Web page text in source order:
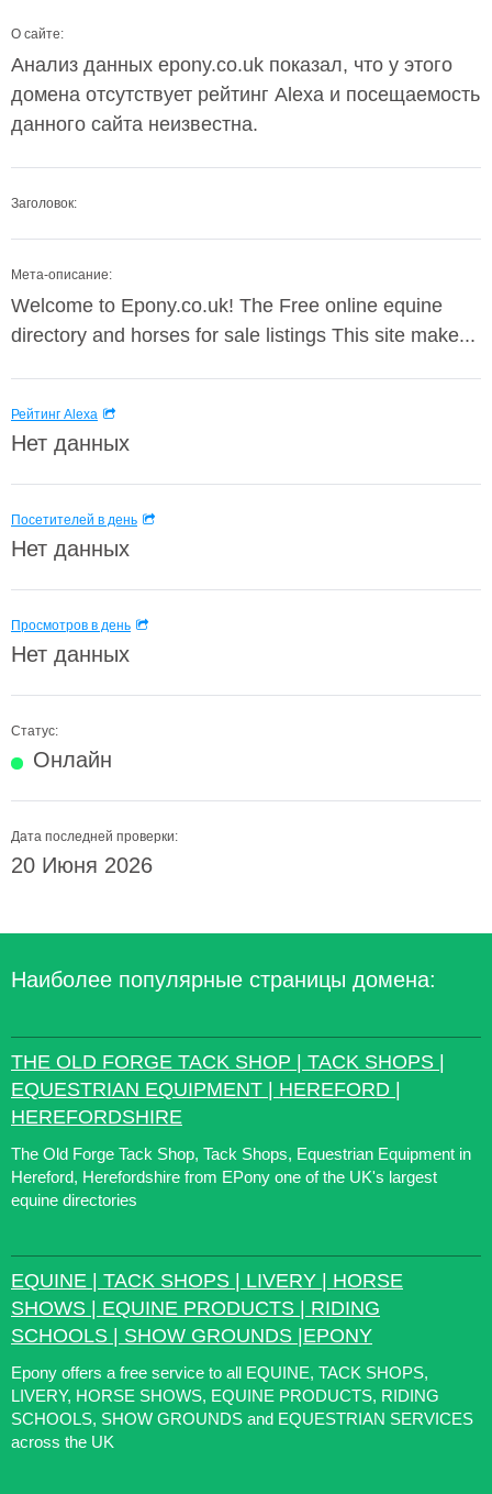
О сайте:
Анализ данных epony.co.uk показал, что у этого
домена отсутствует рейтинг Alexa и посещаемость
данного сайта неизвестна.
Заголовок:
Мета-описание:
Welcome to Epony.co.uk! The Free online equine
directory and horses for sale listings This site make...
Рейтинг Alexa
Нет данных
Посетителей в день
Нет данных
Просмотров в день
Нет данных
Статус:
Онлайн
Дата последней проверки:
20 Июня 2026
Наиболее популярные страницы домена:
THE OLD FORGE TACK SHOP | TACK SHOPS |
EQUESTRIAN EQUIPMENT | HEREFORD |
HEREFORDSHIRE
The Old Forge Tack Shop, Tack Shops, Equestrian Equipment in
Hereford, Herefordshire from EPony one of the UK's largest
equine directories
EQUINE | TACK SHOPS | LIVERY | HORSE
SHOWS | EQUINE PRODUCTS | RIDING
SCHOOLS | SHOW GROUNDS |EPONY
Epony offers a free service to all EQUINE, TACK SHOPS,
LIVERY, HORSE SHOWS, EQUINE PRODUCTS, RIDING
SCHOOLS, SHOW GROUNDS and EQUESTRIAN SERVICES
across the UK